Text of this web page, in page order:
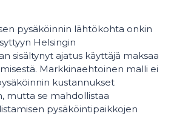
pysäköinnin lähtökohta onkin
Helsingin
sisältynyt ajatus käyttäjä maksaa
Markkinaehtoinen malli ei
kustannukset
mutta se mahdollistaa
pysäköintipaikkojen